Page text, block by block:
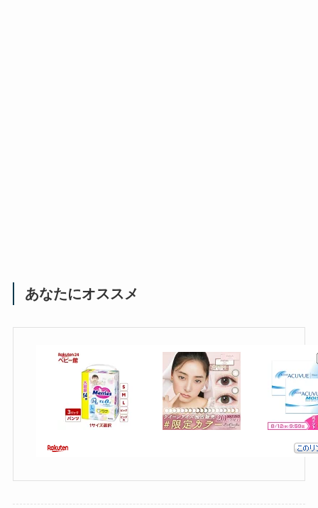
あなたにオススメ